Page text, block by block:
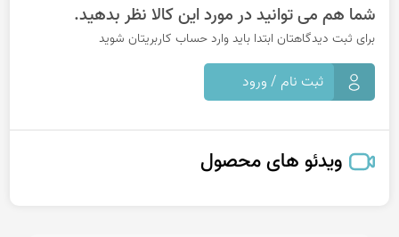
شما هم می توانید در مورد این کالا نظر بدهید.
برای ثبت دیدگاهتان ابتدا باید وارد حساب کاربریتان شوید
ثبت نام / ورود
ویدئو های محصول